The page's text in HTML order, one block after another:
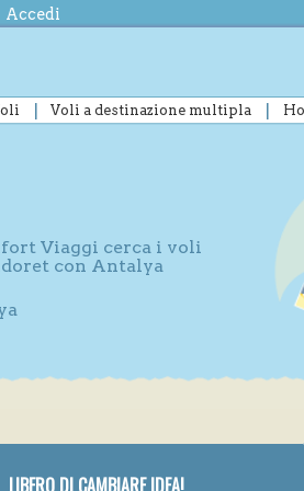
Accedi
Voli a destinazione multipla
Viaggi cerca i voli
con Antalya
LIBERO DI CAMBIARE IDEA!